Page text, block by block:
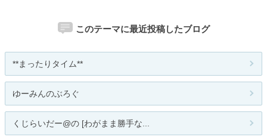
このテーマに最近投稿したブログ
**まったりタイム**
ゆーみんのぶろぐ
くじらいだー@の [わがまま勝手な...